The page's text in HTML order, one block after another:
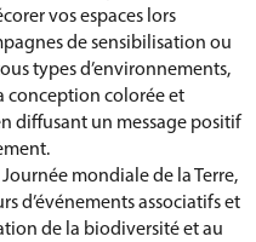
vos espaces lors
de sensibilisation ou
types d’environnements,
conception colorée et
diffusant un message positif
mondiale de la Terre,
d’événements associatifs et
de la biodiversité et au